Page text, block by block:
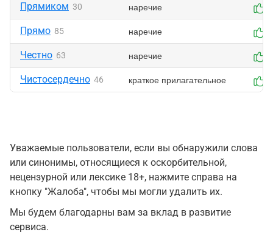
Прямиком 30 наречие
Прямо 85 наречие
Честно 63 наречие
Чистосердечно 46 краткое прилагательное
Уважаемые пользователи, если вы обнаружили слова
или синонимы, относящиеся к оскорбительной,
нецензурной или лексике 18+, нажмите справа на
кнопку "Жалоба", чтобы мы могли удалить их.
Мы будем благодарны вам за вклад в развитие
сервиса.